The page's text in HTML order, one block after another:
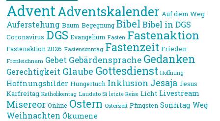
AdventAdventskalender Auf dem Weg
Auferstehung Baum Begegnung Bibel Bibel in DGS
Coronavirus DGS Evangelium Fasten Fastenaktion
Fastenaktion 2026 Fastensonntag Fastenzeit Frieden
Fronleichnam Gebet Gebärdensprache Gedanken
Gerechtigkeit Glaube Gottesdienst Hoffnung
Hoffnungsbilder Hungertuch Inklusion Jesaja Jesus
Karfreitag Katholikentag Laudato Si letzte Reise Licht Livestream
Misereor Online Ostern Osterzeit Pfingsten Sonntag Weg
Weihnachten Ökumene